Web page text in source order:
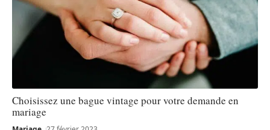
Choisissez une bague vintage pour votre demande en
mariage